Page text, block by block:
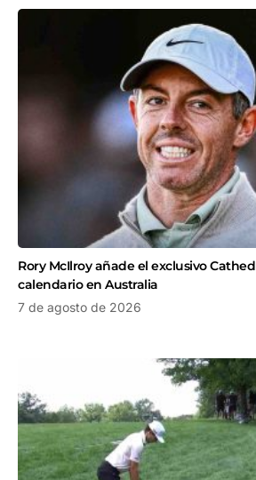
Rory McIlroy añade el exclusivo
calendario en Australia
7 de agosto de 2026